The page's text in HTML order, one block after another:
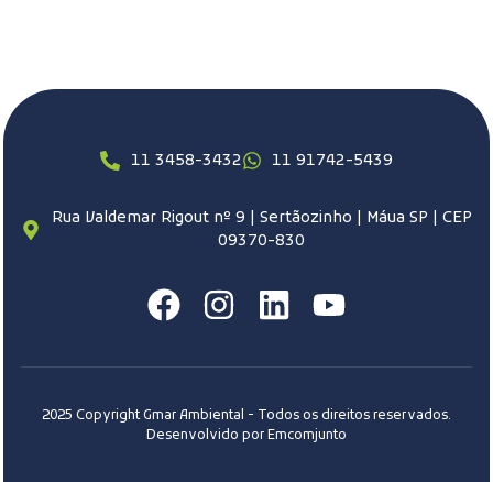
11 3458-3432 11 91742-5439
Rua Valdemar Rigout nº 9 | Sertãozinho | Máua SP | CEP
09370-830
2025 Copyright Gmar Ambiental - Todos os direitos reservados.
Desenvolvido por Emcomjunto